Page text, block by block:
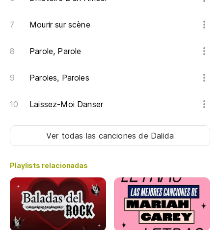
Mourir sur scène
Parole, Parole
Paroles, Paroles
Laissez-Moi Danser
Ver todas las cancionesde Dalida
Playlists relacionadas